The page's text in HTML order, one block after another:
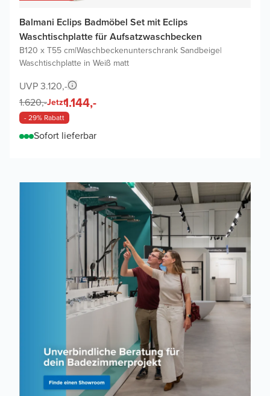
Balmani Eclips Badmöbel Set mit Eclips
Waschtischplatte für Aufsatzwaschbecken
B120 x T55 cm|Waschbeckenunterschrank Sandbeige|
Waschtischplatte in Weiß matt
UVP 3.120,-
1.620,-Jetzt1.144,-
- 29% Rabatt
Sofort lieferbar